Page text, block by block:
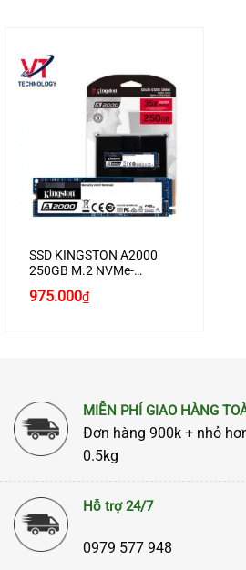
SSD KINGSTON A2000
250GB M.2 NVMe-
975.000₫
MIỄN PHÍ GIAO HÀNG
Đơn hàng 900k + nhỏ
0.5kg
Hỗ trợ 24/7
0979 577 948